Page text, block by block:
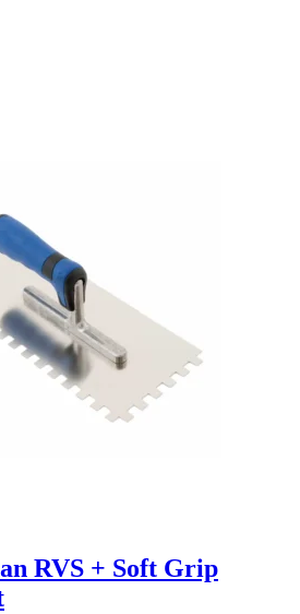
RVS + Soft Grip